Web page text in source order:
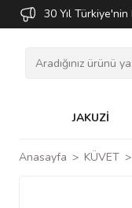
30 Yıl Türkiye'nin
JAKUZİ
Anasayfa KÜVET